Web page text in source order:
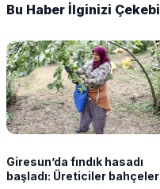
Bu Haber İlginizi
Giresun’da fındık hasadı
başladı: Üreticiler